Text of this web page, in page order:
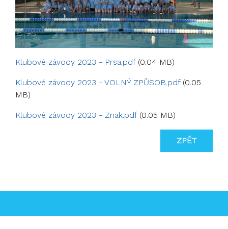
Klubové závody 2023 - Prsa.pdf(0.04 MB)
Klubové závody 2023 - VOLNÝ ZPŮSOB.pdf(0.05
MB)
Klubové závody 2023 - Znak.pdf(0.05 MB)
ZPĚT